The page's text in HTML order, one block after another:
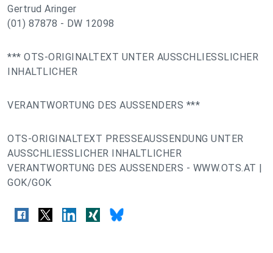
Gertrud Aringer
(01) 87878 - DW 12098
*** OTS-ORIGINALTEXT UNTER AUSSCHLIESSLICHER
INHALTLICHER
VERANTWORTUNG DES AUSSENDERS ***
OTS-ORIGINALTEXT PRESSEAUSSENDUNG UNTER
AUSSCHLIESSLICHER INHALTLICHER
VERANTWORTUNG DES AUSSENDERS - WWW.OTS.AT |
GOK/GOK